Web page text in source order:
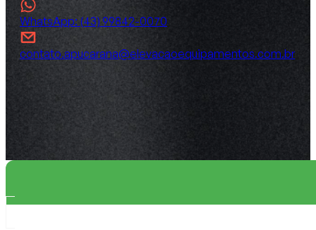
WhatsApp: (43) 99842-0070
contato.apucarana@elevacaoequipamentos.com.br